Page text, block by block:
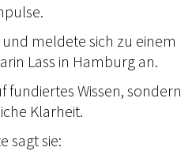
meldete sich zu einem
Lass in Hamburg an.
fundiertes Wissen, sondern
Klarheit.
sagt sie: